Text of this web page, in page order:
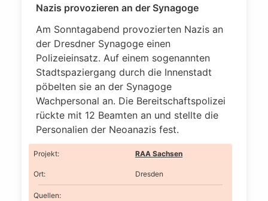
Nazis provozieren an der Synagoge
Am Sonntagabend provozierten Nazis an
der Dresdner Synagoge einen
Polizeieinsatz. Auf einem sogenannten
Stadtspaziergang durch die Innenstadt
pöbelten sie an der Synagoge
Wachpersonal an. Die Bereitschaftspolizei
rückte mit 12 Beamten an und stellte die
Personalien der Neoanazis fest.
Projekt: RAA Sachsen
Ort: Dresden
Quellen: